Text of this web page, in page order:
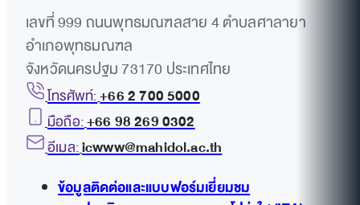
เลขที่ 999 ถนนพุทธมณฑลสาย 4 ตำบลศาลายา
อำเภอพุทธมณฑล
จังหวัดนครปฐม 73170 ประเทศไทย
โทรศัพท์:+66 2 700 5000
มือถือ:+66 98 269 0302
อีเมล:icwww@mahidol.ac.th
ข้อมูลติดต่อและแบบฟอร์มเยี่ยมชม